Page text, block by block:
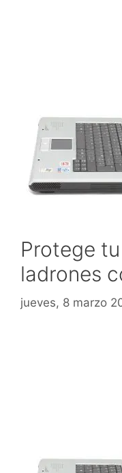
Protege
ladrones
jueves, 8 marzo